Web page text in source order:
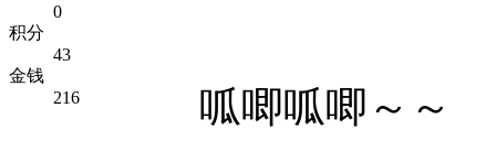
0
积分
43
金钱
216
呱唧呱唧～～